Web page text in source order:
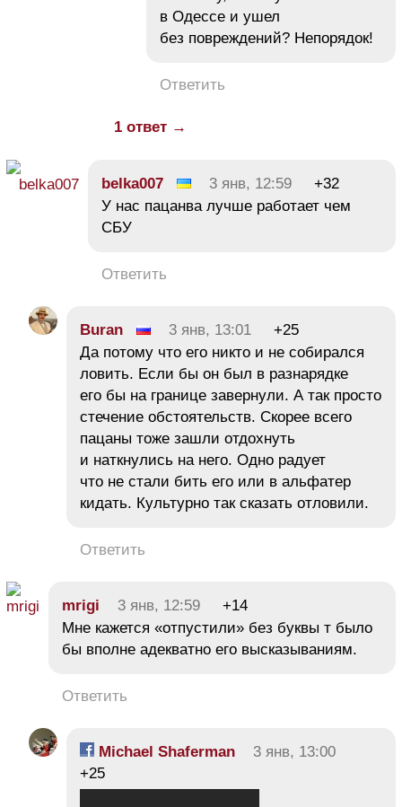
в Одессе и ушел
без повреждений? Непорядок!
Ответить
1 ответ →
belka007 3 янв, 12:59
+32
У нас пацанва лучше работает чем
СБУ
Ответить
Buran 3 янв, 13:01
+25
Да потому что его никто и не собирался
ловить. Если бы он был в разнарядке
его бы на границе завернули. А так просто
стечение обстоятельств. Скорее всего
пацаны тоже зашли отдохнуть
и наткнулись на него. Одно радует
что не стали бить его или в альфатер
кидать. Культурно так сказать отловили.
Ответить
mrigi 3 янв, 12:59
+14
Мне кажется «отпустили» без буквы т было
бы вполне адекватно его высказываниям.
Ответить
Michael Shaferman
3 янв, 13:00
+25